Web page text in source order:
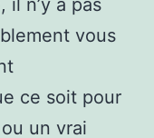
vous
ce soit pour
un vrai